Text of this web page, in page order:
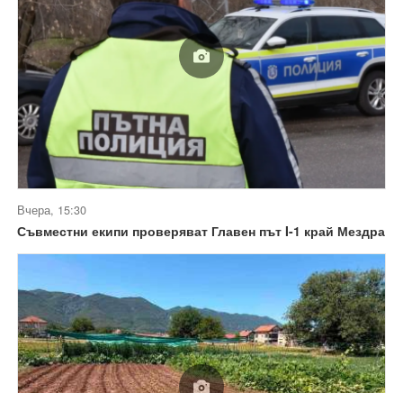
Вчера, 15:30
Съвместни екипи проверяват Главен път I-1 край Мездра